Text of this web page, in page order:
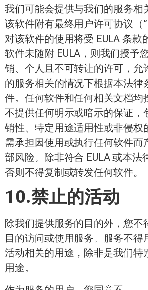
我们可能会提供与我们的服务相
该软件附有最终用户许可协议（
对该软件的使用将受 EULA 条款
软件未随附 EULA，则我们授予
销、个人且不可转让的许可，允
的服务相关的情况下根据本法律
件。任何软件和任何相关文档均
不提供任何明示或暗示的保证，
销性、特定用途适用性或非侵权
需承担因使用或执行任何软件而
部风险。除非符合 EULA 或本法
否则不得复制或转发任何软件。
10.禁止的活动
除我们提供服务的目的外，您不
目的访问或使用服务。服务不得
活动相关的用途，除非是我们特
用途。